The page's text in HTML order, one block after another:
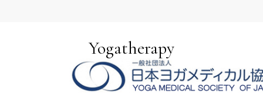
Yogatherapy